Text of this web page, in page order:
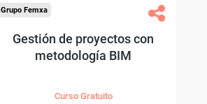
Grupo Femxa
Gestión de proyectos con
metodología BIM
Curso Gratuito